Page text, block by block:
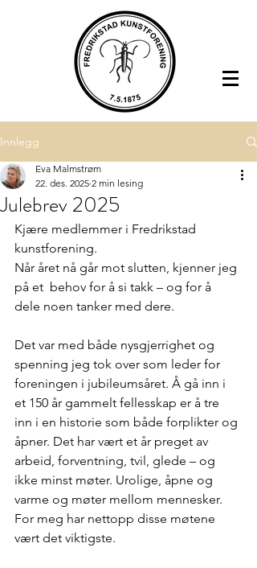
Innlegg
Julebrev 2025
Eva Malmstrøm
22. des. 2025 2 min lesing
Kjære medlemmer i Fredrikstad
kunstforening.
Når året nå går mot slutten, kjenner jeg
på et  behov for å si takk – og for å
dele noen tanker med dere.
Det var med både nysgjerrighet og
spenning jeg tok over som leder for
foreningen i jubileumsåret. Å gå inn i
et 150 år gammelt fellesskap er å tre
inn i en historie som både forplikter og
åpner. Det har vært et år preget av
arbeid, forventning, tvil, glede – og
ikke minst møter. Urolige, åpne og
varme og møter mellom mennesker.
For meg har nettopp disse møtene
vært det viktigste.